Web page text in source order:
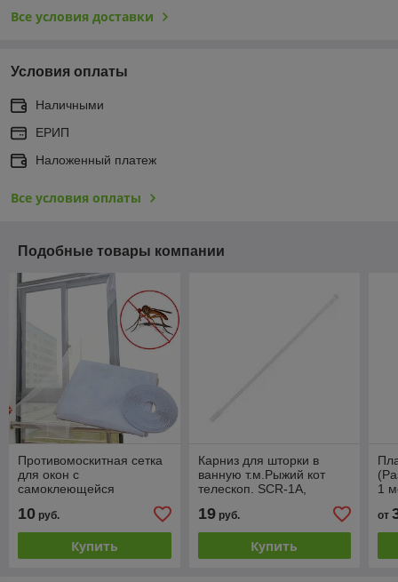
Все условия доставки
Условия оплаты
Наличными
ЕРИП
Наложенный платеж
Все условия оплаты
Подобные товары компании
Противомоскитная сетка
для окон с
самоклеющейся
окон 1,5 м х 1,5 м
10 руб.
Купить
Карниз для шторки в
ванную т.м.Рыжий кот
телескоп. SCR-1A,
алюминий, белый, 1,1-2
м
19руб.
Купить
1
от